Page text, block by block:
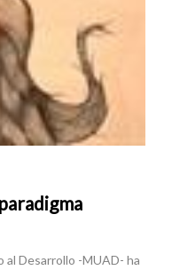
al Desarrollo -MUAD- ha